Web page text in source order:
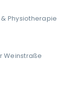
Physiotherapie
Weinstraße